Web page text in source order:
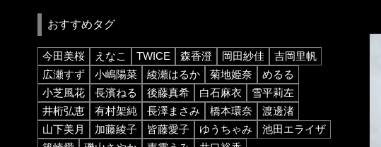
おすすめタグ
今田美桜 えなこ TWICE 森香澄 岡田紗佳
吉岡里帆
広瀬すず
小嶋陽菜 綾瀬はるか 菊地姫奈
めるる
小芝風花
長濱ねる 後藤真希 白石麻衣
雪平莉左
井桁弘恵
有村架純 長澤まさみ 橋本環奈
渡邊渚
山下美月
加藤綾子 皆藤愛子 ゆうちゃみ
池田エライザ